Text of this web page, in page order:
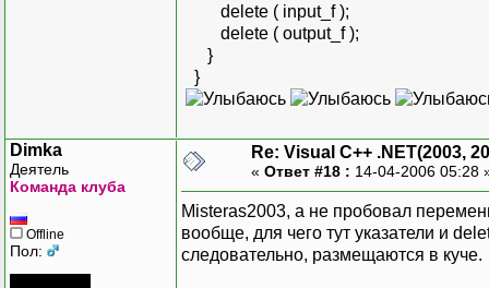
delete ( input_f );
delete ( output_f );
}
}
Dimka
Деятель
Команда клуба
Offline
Пол:
Re: Visual C++ .NET(2003,
« Ответ #18 : 14-04-2006 05:28
Misteras2003, а не пробовал
вообще, для чего тут указатели и
следовательно, размещаются в куче.